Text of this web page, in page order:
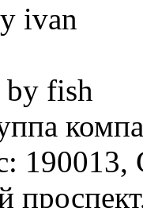
ivan
fish
190013,